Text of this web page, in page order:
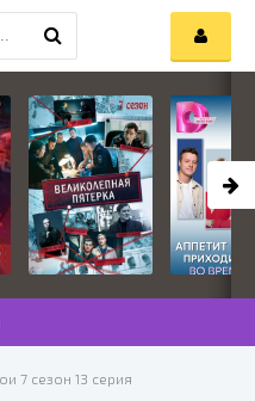
7 сезон 13 серия